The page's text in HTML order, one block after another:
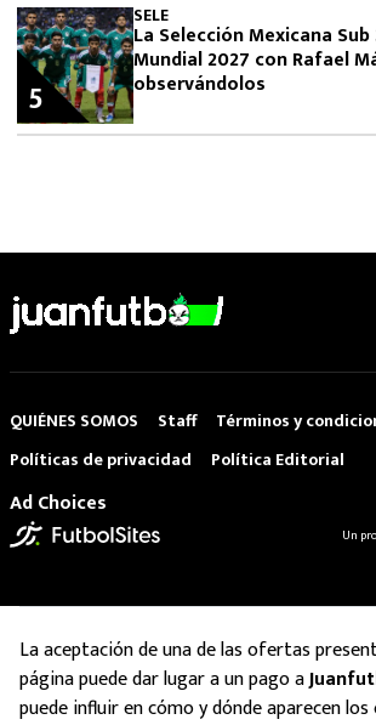
SELE
La Selección Mexicana
Mundial 2027 con Rafael
observándolos
5
QUIÉNES SOMOS Staff
Términos y
Políticas de privacidad
Política Editorial
Ad Choices
Un
La aceptación de una de las ofertas
página puede dar lugar a un pago a
puede influir en cómo y dónde aparecen